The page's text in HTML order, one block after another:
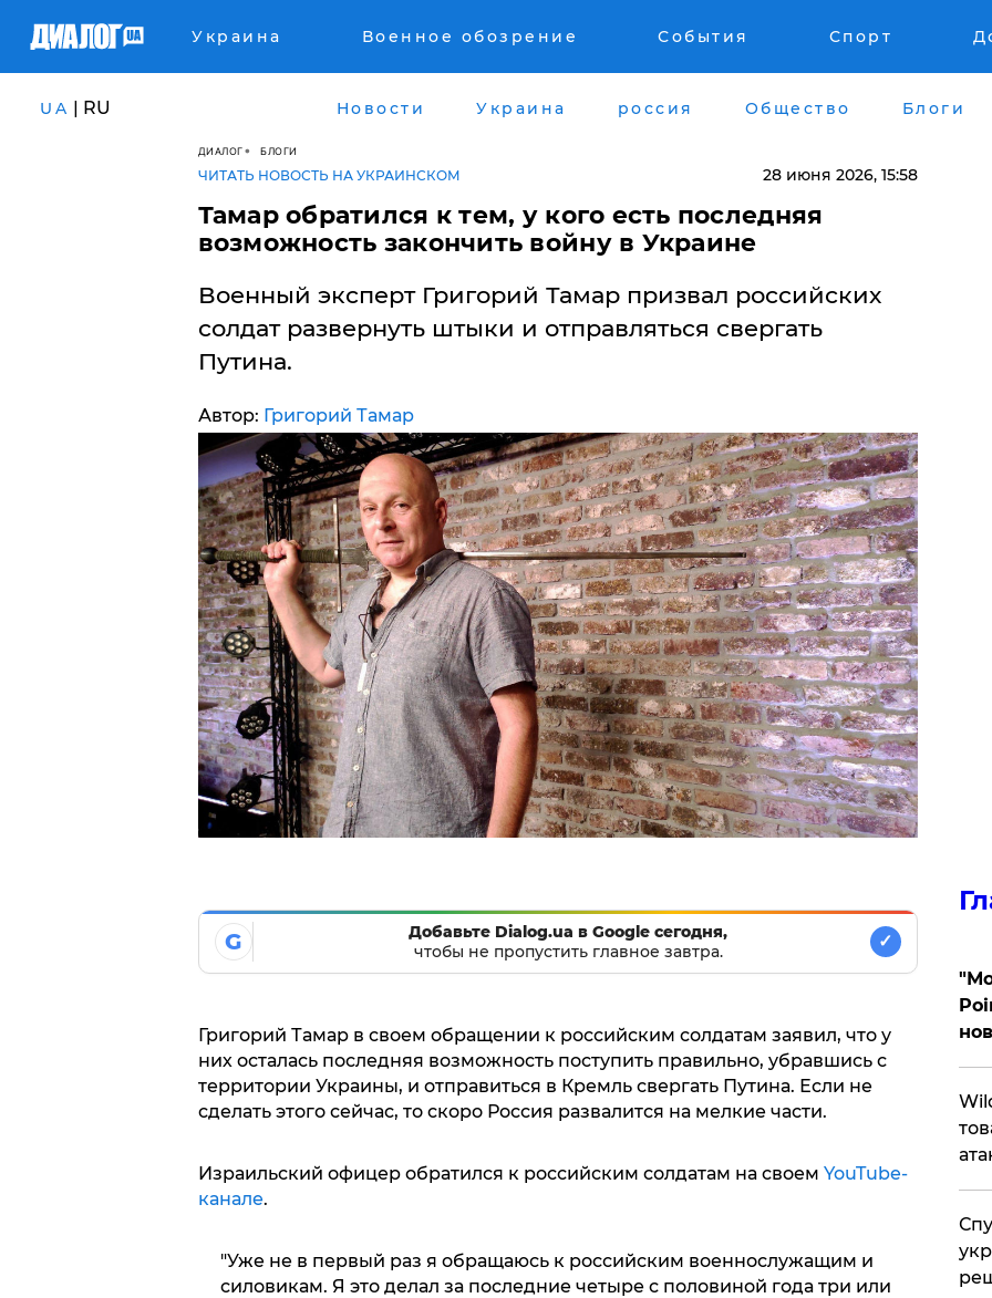
Украина Военное обозрение События Спорт
UA | RU Новости Украина россия Общество Блоги
ДИАЛОГ БЛОГИ
ЧИТАТЬ НОВОСТЬ НА УКРАИНСКОМ 28 июня 2026, 15:58
Тамар обратился к тем, у кого есть последняя
возможность закончить войну в Украине
Военный эксперт Григорий Тамар призвал российских
солдат развернуть штыки и отправляться свергать
Путина.
Автор: Григорий Тамар
G
Добавьте Dialog.ua в Google сегодня,
чтобы не пропустить главное завтра.
✓
Григорий Тамар в своем обращении к российским солдатам заявил, что у
них осталась последняя возможность поступить правильно, убравшись с
территории Украины, и отправиться в Кремль свергать Путина. Если не
сделать этого сейчас, то скоро Россия развалится на мелкие части.
Израильский офицер обратился к российским солдатам на своем YouTube-
канале.
"Уже не в первый раз я обращаюсь к российским военнослужащим и
силовикам. Я это делал за последние четыре с половиной года три или